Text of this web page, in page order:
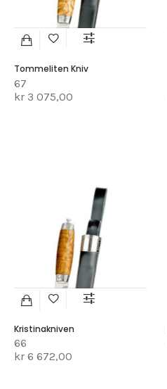
Tommeliten Kniv
67
kr 3 075,00
Kristinakniven
66
kr 6 672,00